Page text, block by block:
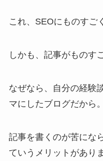
これ、SEOにものすご
しかも、記事がものす
なぜなら、自分の経験
マにしたブログだから。
記事を書くのが苦にな
ていうメリットがあり